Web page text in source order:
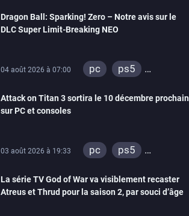
xbox 360
Dragon Ball: Sparking! Zero – Notre avis sur le
DLC Super Limit-Breaking NEO
04 août 2026 à 07:00 pc
ps5
Attack on Titan 3 sortira le 10 décembre prochain
sur PC et consoles
03 août 2026 à 19:33 pc
ps5
switch 2
La série TV God of War va visiblement recaster
Atreus et Thrud pour la saison 2, par souci d’âge